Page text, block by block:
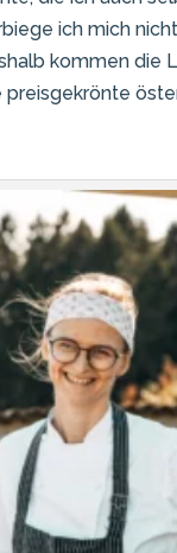
ich mich
kommen die
preisgekrönte